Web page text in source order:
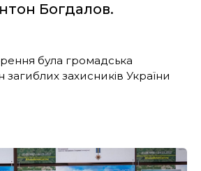
Богдалов.
була громадська
загиблих захисників України